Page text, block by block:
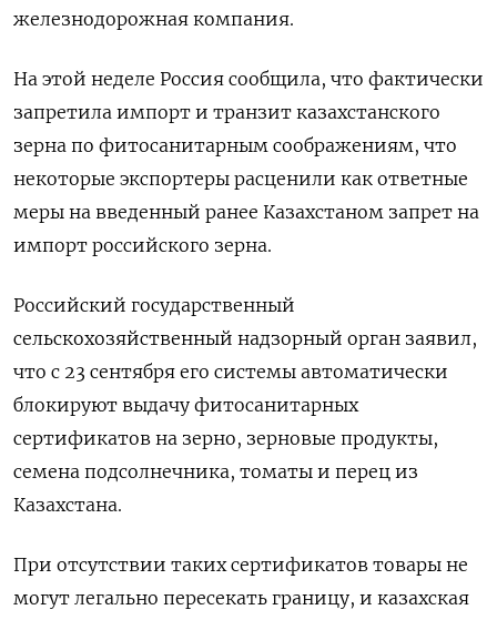
железнодорожная компания.
На этой неделе Россия сообщила, что фактически
запретила импорт и транзит казахстанского
зерна по фитосанитарным соображениям, что
некоторые экспортеры расценили как ответные
меры на введенный ранее Казахстаном запрет на
импорт российского зерна.
Российский государственный
сельскохозяйственный надзорный орган заявил,
что с 23 сентября его системы автоматически
блокируют выдачу фитосанитарных
сертификатов на зерно, зерновые продукты,
семена подсолнечника, томаты и перец из
Казахстана.
При отсутствии таких сертификатов товары не
могут легально пересекать границу, и казахская